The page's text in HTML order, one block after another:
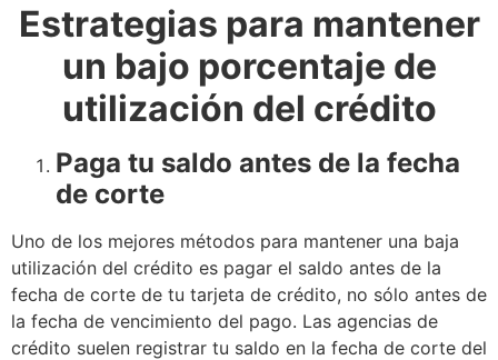
Estrategias para mantener
un bajo porcentaje de
utilización del crédito
Paga tu saldo antes de la fecha
de corte
Uno de los mejores métodos para mantener una baja
utilización del crédito es pagar el saldo antes de la
fecha de corte de tu tarjeta de crédito, no sólo antes de
la fecha de vencimiento del pago. Las agencias de
crédito suelen registrar tu saldo en la fecha de corte del